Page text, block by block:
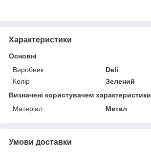
Характеристики
Основні
Виробник
Deli
Колір
Зелений
Визначені користувачем характеристики
Матеріал
Метал
Умови доставки